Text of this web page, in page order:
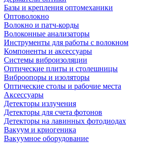
Базы и крепления оптомеханики
Оптоволокно
Волокно и патч-корды
Волоконные анализаторы
Инструменты для работы с волокном
Компоненты и аксессуары
Системы виброизоляции
Оптические плиты и столешницы
Виброопоры и изоляторы
Оптические столы и рабочие места
Аксессуары
Детекторы излучения
Детекторы для счета фотонов
Детекторы на лавинных фотодиодах
Вакуум и криогеника
Вакуумное оборудование